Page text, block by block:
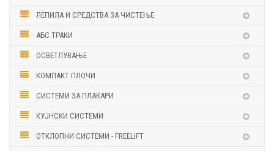
ЛЕПИЛА И СРЕДСТВА ЗА ЧИСТЕЊЕ
АБС ТРАКИ
ОСВЕТЛУВАЊЕ
КОМПАКТ ПЛОЧИ
СИСТЕМИ ЗА ПЛАКАРИ
КУЈНСКИ СИСТЕМИ
ОТКЛОПНИ СИСТЕМИ - FREELIFT